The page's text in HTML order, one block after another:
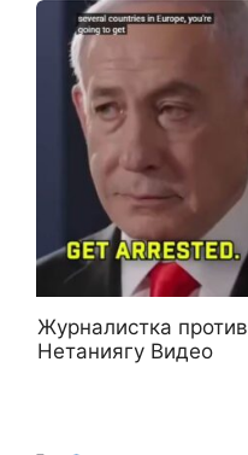
Журналистка против
Нетаниягу Видео